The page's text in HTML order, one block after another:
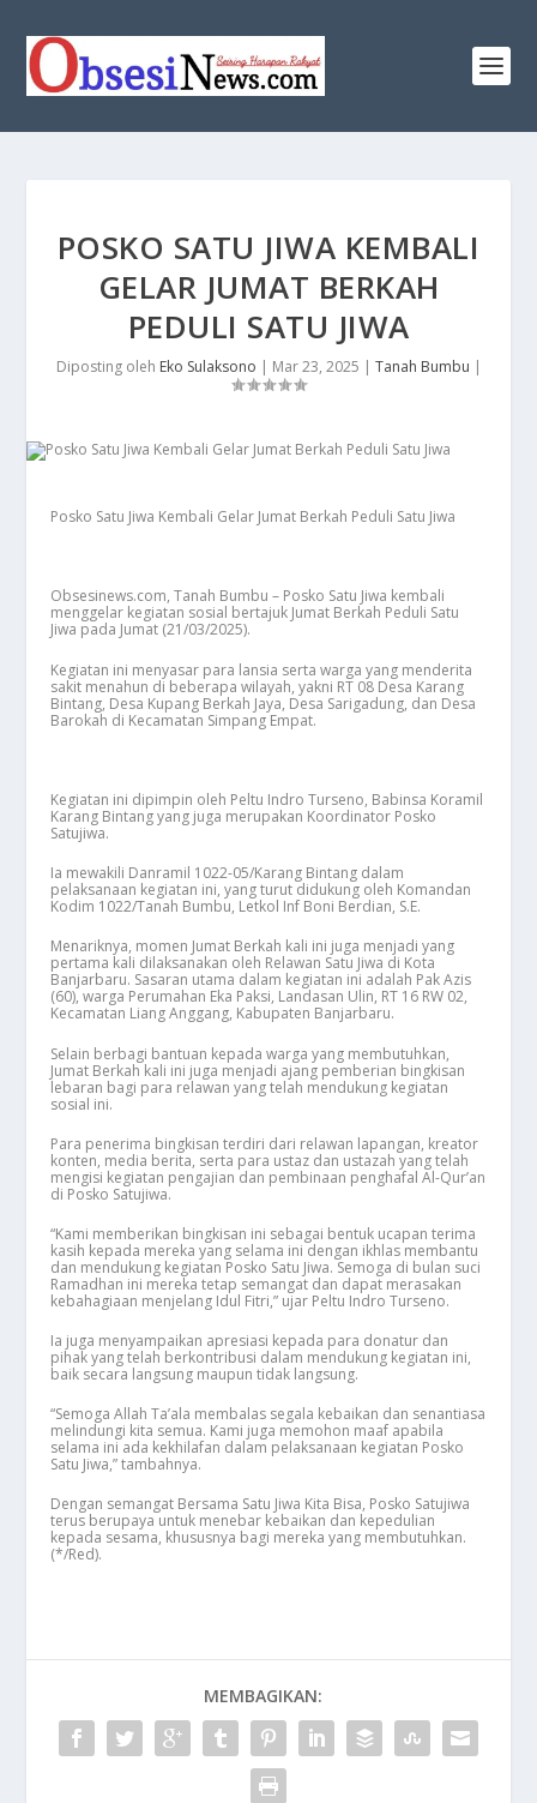
POSKO SATU JIWA KEMBALI
GELAR JUMAT BERKAH
PEDULI SATU JIWA
Diposting oleh Eko Sulaksono | Mar 23, 2025 | Tanah Bumbu |
Posko Satu Jiwa Kembali Gelar Jumat Berkah Peduli Satu Jiwa
Obsesinews.com, Tanah Bumbu – Posko Satu Jiwa kembali
menggelar kegiatan sosial bertajuk Jumat Berkah Peduli Satu
Jiwa pada Jumat (21/03/2025).
Kegiatan ini menyasar para lansia serta warga yang menderita
sakit menahun di beberapa wilayah, yakni RT 08 Desa Karang
Bintang, Desa Kupang Berkah Jaya, Desa Sarigadung, dan Desa
Barokah di Kecamatan Simpang Empat.
Kegiatan ini dipimpin oleh Peltu Indro Turseno, Babinsa Koramil
Karang Bintang yang juga merupakan Koordinator Posko
Satujiwa.
Ia mewakili Danramil 1022-05/Karang Bintang dalam
pelaksanaan kegiatan ini, yang turut didukung oleh Komandan
Kodim 1022/Tanah Bumbu, Letkol Inf Boni Berdian, S.E.
Menariknya, momen Jumat Berkah kali ini juga menjadi yang
pertama kali dilaksanakan oleh Relawan Satu Jiwa di Kota
Banjarbaru. Sasaran utama dalam kegiatan ini adalah Pak Azis
(60), warga Perumahan Eka Paksi, Landasan Ulin, RT 16 RW 02,
Kecamatan Liang Anggang, Kabupaten Banjarbaru.
Selain berbagi bantuan kepada warga yang membutuhkan,
Jumat Berkah kali ini juga menjadi ajang pemberian bingkisan
lebaran bagi para relawan yang telah mendukung kegiatan
sosial ini.
Para penerima bingkisan terdiri dari relawan lapangan, kreator
konten, media berita, serta para ustaz dan ustazah yang telah
mengisi kegiatan pengajian dan pembinaan penghafal Al-Qur’an
di Posko Satujiwa.
“Kami memberikan bingkisan ini sebagai bentuk ucapan terima
kasih kepada mereka yang selama ini dengan ikhlas membantu
dan mendukung kegiatan Posko Satu Jiwa. Semoga di bulan suci
Ramadhan ini mereka tetap semangat dan dapat merasakan
kebahagiaan menjelang Idul Fitri,” ujar Peltu Indro Turseno.
Ia juga menyampaikan apresiasi kepada para donatur dan
pihak yang telah berkontribusi dalam mendukung kegiatan ini,
baik secara langsung maupun tidak langsung.
“Semoga Allah Ta’ala membalas segala kebaikan dan senantiasa
melindungi kita semua. Kami juga memohon maaf apabila
selama ini ada kekhilafan dalam pelaksanaan kegiatan Posko
Satu Jiwa,” tambahnya.
Dengan semangat Bersama Satu Jiwa Kita Bisa, Posko Satujiwa
terus berupaya untuk menebar kebaikan dan kepedulian
kepada sesama, khususnya bagi mereka yang membutuhkan.
(*/Red).
MEMBAGIKAN: